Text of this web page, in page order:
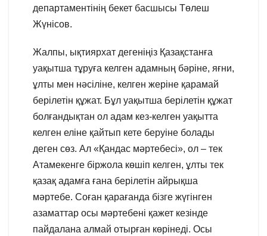
департаментінің бекет басшысы Төлеш
Жүнісов.
Жалпы, ықтиярхат дегеніңіз Қазақстанға
уақытша тұруға келген адамның бәріне, яғни,
ұлты мен нәсіліне, келген жеріне қарамай
берілетін құжат. Бұл уақытша берілетін құжат
болғандықтан ол адам кез-келген уақытта
келген еліне қайтып кете беруіне болады
деген сөз. Ал «Қандас мәртебесі», ол – тек
Атамекенге біржола көшіп келген, ұлты тек
қазақ адамға ғана берілетін айрықша
мәртебе. Соған қарағанда бізге жүгінген
азаматтар осы мәртебені қажет кезінде
пайдалана алмай отырған көрінеді. Осы